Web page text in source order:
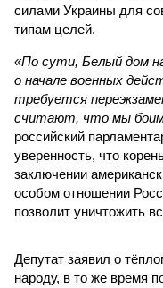
силами Украины для
типам целей.
«По сути, Белый дом
о начале военных
требуется
считают, что мы
российский
уверенность, что
заключении
особом отношении
позволит уничтожить
Депутат заявил о
народу, в то же время